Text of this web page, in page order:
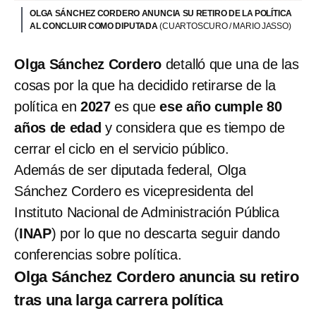
OLGA SÁNCHEZ CORDERO ANUNCIA SU RETIRO DE LA POLÍTICA
AL CONCLUIR COMO DIPUTADA(CUARTOSCURO / MARIO JASSO)
Olga Sánchez Cordero detalló que una de las
cosas por la que ha decidido retirarse de la
política en 2027 es queese año cumple 80
años de edad y considera que es tiempo de
cerrar el ciclo en el servicio público.
Además de ser diputada federal, Olga
Sánchez Cordero es vicepresidenta del
Instituto Nacional de Administración Pública
(INAP) por lo que no descarta seguir dando
conferencias sobre política.
Olga Sánchez Cordero anuncia su retiro
tras una larga carrera política